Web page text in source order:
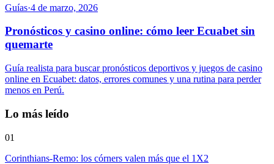
Guías·4 de marzo, 2026
Pronósticos y casino online: cómo leer Ecuabet sin
quemarte
Guía realista para buscar pronósticos deportivos y juegos de casino
online en Ecuabet: datos, errores comunes y una rutina para perder
menos en Perú.
Lo más leído
01
Corinthians-Remo: los córners valen más que el 1X2